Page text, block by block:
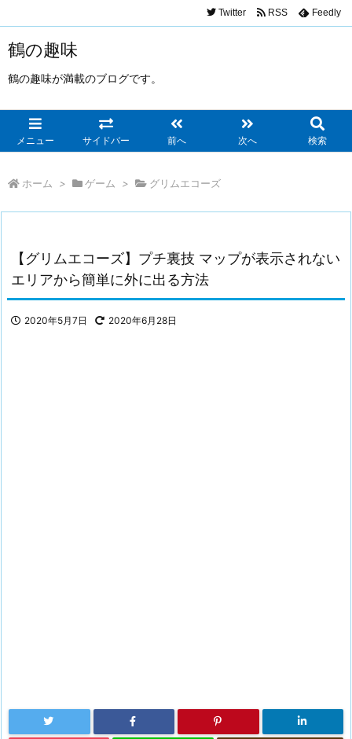
鶴の趣味
鶴の趣味が満載のブログです。
メニュー サイドバー 前へ 次へ 検索
Twitter RSS Feedly
ホーム > ゲーム > グリムエコーズ
【グリムエコーズ】プチ裏技 マップが表示されない
エリアから簡単に外に出る方法
2020年5月7日 2020年6月28日